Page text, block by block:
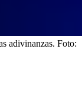
adivinanzas. Foto: